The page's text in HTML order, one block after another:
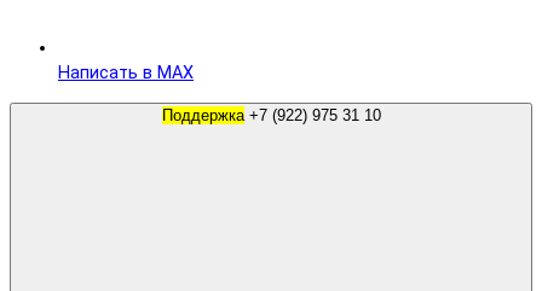
Написать в MAX
Поддержка +7 (922) 975 31 10